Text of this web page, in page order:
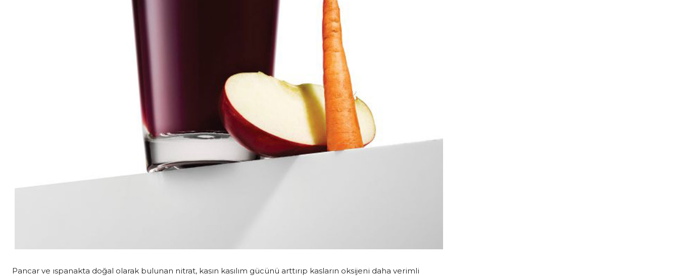
Pancar ve ıspanakta doğal olarak bulunan nitrat, kasın kasılım gücünü arttırıp kasların oksijeni daha verimli